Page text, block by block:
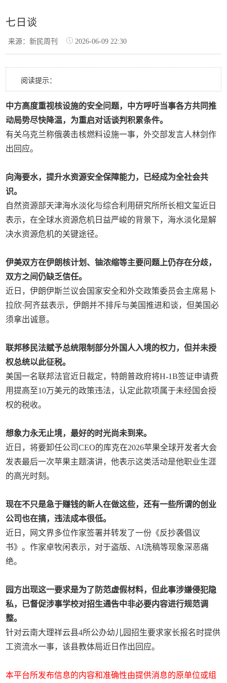
七日谈
来源：新民周刊 2026-06-09 22:30
阅读提示：
中方高度重视核设施的安全问题，中方呼吁当事各方共同推
动局势尽快降温，为重启对话谈判积累条件。
有关乌克兰称俄袭击核燃料设施一事，外交部发言人林剑作
出回应。
向海要水，提升水资源安全保障能力，已经成为全社会共
识。
自然资源部天津海水淡化与综合利用研究所所长相文玺近日
表示，在全球水资源危机日益严峻的背景下，海水淡化是解
决水资源危机的关键途径。
伊美双方在伊朗核计划、铀浓缩等主要问题上仍存在分歧，
双方之间仍缺乏信任。
近日，伊朗伊斯兰议会国家安全和外交政策委员会主席易卜
拉欣·阿齐兹表示，伊朗并不排斥与美国推进和谈，但美国必
须拿出诚意。
联邦移民法赋予总统限制部分外国人入境的权力，但并未授
权总统以此征税。
美国一名联邦法官近日裁定，特朗普政府将H-1B签证申请费
用提高至10万美元的政策违法，认定此款项属于未经国会授
权的税收。
想象力永无止境，最好的时光尚未到来。
近日，将要卸任公司CEO的库克在2026苹果全球开发者大会
发表最后一次苹果主题演讲，他表示这类活动是他职业生涯
的高光时刻。
现在不只是急于赚钱的新人在做这些，还有一些所谓的创业
公司也在搞，违法成本很低。
近日，网文界多位作家签署并转发了一份《反抄袭倡议
书》。作家卓牧闲表示，对于盗版、AI洗稿等现象深恶痛
绝。
园方出现这一要求是为了防范虚假材料，但此事涉嫌侵犯隐
私，已督促涉事学校对招生通告中非必要内容进行规范调
整。
针对云南大理祥云县4所公办幼儿园招生要求家长报名时提供
工资流水一事，该县教体局近日作出回应。
本平台所发布信息的内容和准确性由提供消息的原单位或组